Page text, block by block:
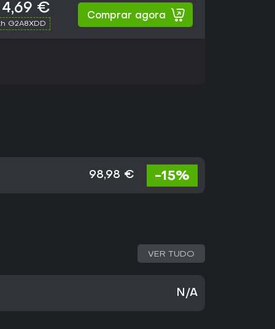
4,69 €
G2A8XDD
Comprar agora
98,98 € -15%
VER TUDO
N/A